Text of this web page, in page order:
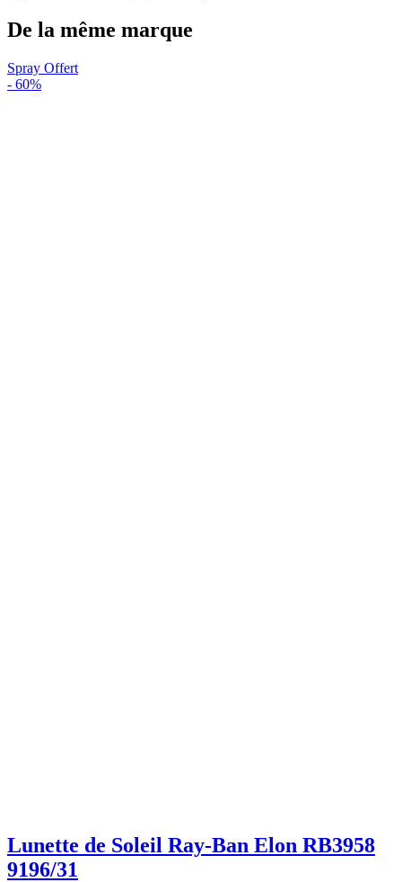
De la même marque
Spray Offert
- 60%
Lunette de Soleil Ray-Ban Elon RB3958
9196/31